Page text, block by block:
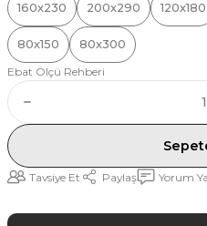
160x230 200x290 120x180
80x150
80x300
Ebat Ölçü Rehberi
Tavsiye Et Paylaş Yorum